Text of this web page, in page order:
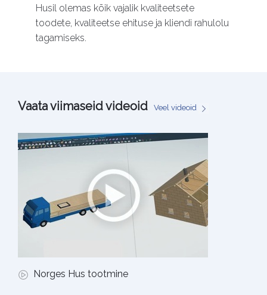
Husil olemas kõik vajalik kvaliteetsete
toodete, kvaliteetse ehituse ja kliendi rahulolu
tagamiseks.
Vaata viimaseid videoid Veel videoid
Norges Hus tootmine